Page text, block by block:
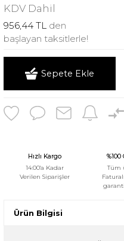
KDV Dahil
956,44 TL den
başlayan taksitlerle!
Sepete Ekle
Hızlı Kargo
14:00'a Kadar
Verilen Siparişler
Tüm
Ürün Bilgisi